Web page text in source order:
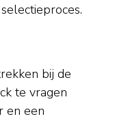
bij de
te vragen
en een